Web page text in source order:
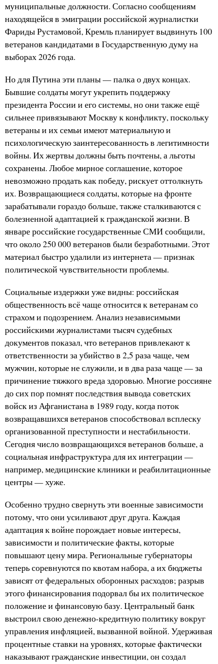
муниципальные должности. Согласно сообщениям
находящейся в эмиграции российской журналистки
Фариды Рустамовой, Кремль планирует выдвинуть 100
ветеранов кандидатами в Государственную думу на
выборах 2026 года.
Но для Путина эти планы — палка о двух концах.
Бывшие солдаты могут укрепить поддержку
президента России и его системы, но они также ещё
сильнее привязывают Москву к конфликту, поскольку
ветераны и их семьи имеют материальную и
психологическую заинтересованность в легитимности
войны. Их жертвы должны быть почтены, а льготы
сохранены. Любое мирное соглашение, которое
невозможно продать как победу, рискует оттолкнуть
их. Возвращающиеся солдаты, которые на фронте
зарабатывали гораздо больше, также сталкиваются с
болезненной адаптацией к гражданской жизни. В
январе российские государственные СМИ сообщили,
что около 250 000 ветеранов были безработными. Этот
материал быстро удалили из интернета — признак
политической чувствительности проблемы.
Социальные издержки уже видны: российская
общественность всё чаще относится к ветеранам со
страхом и подозрением. Анализ независимыми
российскими журналистами тысяч судебных
документов показал, что ветеранов привлекают к
ответственности за убийство в 2,5 раза чаще, чем
мужчин, которые не служили, и в два раза чаще — за
причинение тяжкого вреда здоровью. Многие россияне
до сих пор помнят последствия вывода советских
войск из Афганистана в 1989 году, когда поток
возвращавшихся ветеранов способствовал всплеску
организованной преступности и нестабильности.
Сегодня число возвращающихся ветеранов больше, а
социальная инфраструктура для их интеграции —
например, медицинские клиники и реабилитационные
центры — хуже.
Особенно трудно свернуть эти военные зависимости
потому, что они усиливают друг друга. Каждая
адаптация к войне порождает новые интересы,
зависимости и политические факты, которые
повышают цену мира. Региональные губернаторы
теперь соревнуются по квотам набора, а их бюджеты
зависят от федеральных оборонных расходов; разрыв
этого финансирования подорвал бы их политическое
положение и финансовую базу. Центральный банк
выстроил свою денежно-кредитную политику вокруг
управления инфляцией, вызванной войной. Удерживая
процентные ставки на уровнях, которые фактически
наказывают гражданские инвестиции, он создал